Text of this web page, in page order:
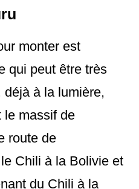
monter est
qui peut être très
à la lumière,
le massif de
route de
Chili à la Bolivie et
du Chili à la